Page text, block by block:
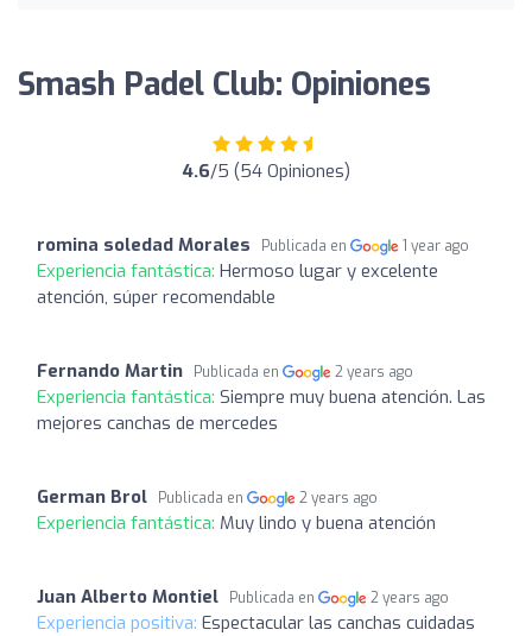
Smash Padel Club: Opiniones
4.6/5 (54 Opiniones)
romina soledad Morales Publicada en 1 year ago
Experiencia fantástica: Hermoso lugar y excelente
atención, súper recomendable
Fernando Martin Publicada en 2 years ago
Experiencia fantástica: Siempre muy buena atención. Las
mejores canchas de mercedes
German Brol Publicada en 2 years ago
Experiencia fantástica: Muy lindo y buena atención
Juan Alberto Montiel Publicada en 2 years ago
Experiencia positiva: Espectacular las canchas cuidadas